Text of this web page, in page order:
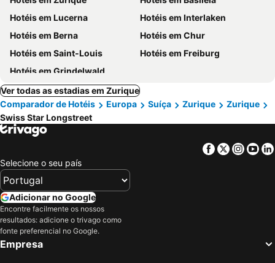
Hotéis em Lucerna
Hotéis em Interlaken
Hotéis em Berna
Hotéis em Chur
Hotéis em Saint-Louis
Hotéis em Freiburg
Hotéis em Grindelwald
Ver todas as estadias em Zurique
Comparador de Hotéis
Europa Suíça Zurique
Zurique
Swiss Star Longstreet
Facebook
Twitter
Selecione o seu país
Adicionar no Google
Encontre facilmente os nossos
resultados: adicione o trivago como
fonte preferencial no Google.
Empresa